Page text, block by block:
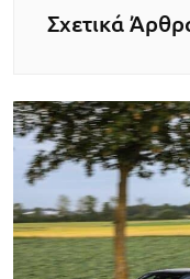
Σχετικά